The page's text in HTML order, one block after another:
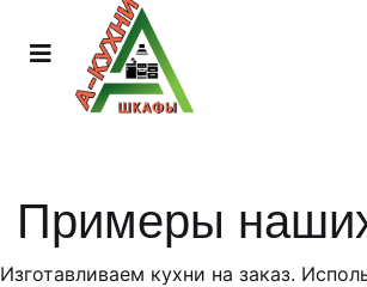
Примеры
Изготавливаем кухни на заказ.